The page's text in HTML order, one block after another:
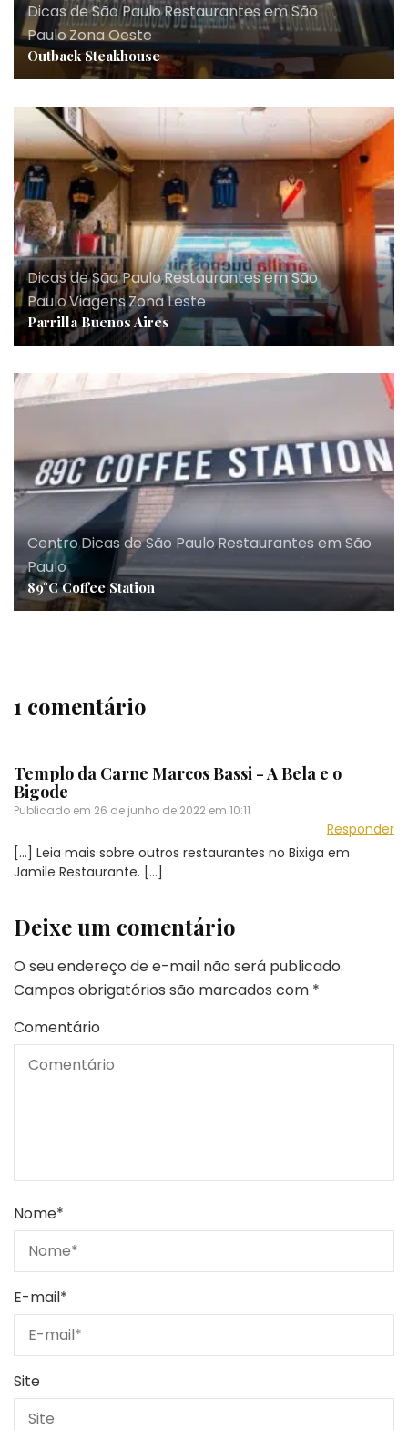
Dicas de São Paulo,Restaurantes em São
Paulo,Zona Oeste
Outback Steakhouse
Dicas de São Paulo,Restaurantes em São
Paulo,Viagens,Zona Leste
Parrilla Buenos Aires
Centro,Dicas de São Paulo,Restaurantes em São
Paulo
89°C Coffee Station
1 comentário
Templo da Carne Marcos Bassi - A Bela e o
Bigode
Publicado em 26 de junho de 2022 em 10:11
Responder
[…] Leia mais sobre outros restaurantes no Bixiga em
Jamile Restaurante. […]
Deixe um comentário
O seu endereço de e-mail não será publicado.
Campos obrigatórios são marcados com *
Comentário
Nome*
E-mail*
Site